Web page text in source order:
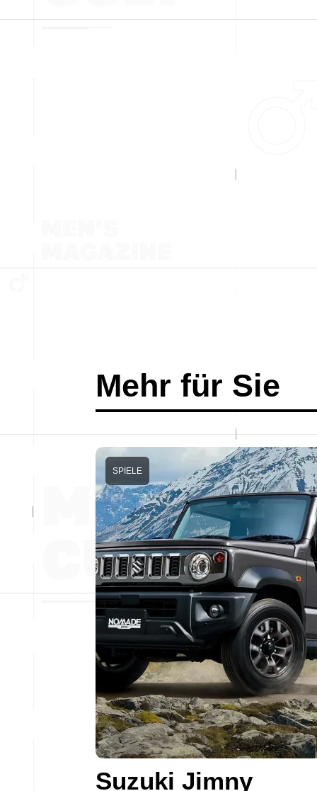
Mehr für Sie
Suzuki Jimny
SPIELE